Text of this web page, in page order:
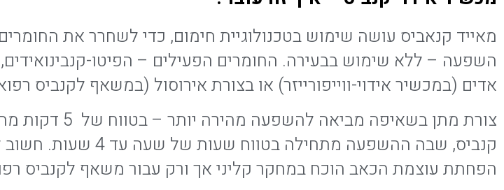
מאייד קנאביס עושה שימוש בטכנולוגיית חימום, כדי לשחרר את
השפעה – ללא שימוש בבעירה. החומרים הפעילים – הפיטו-
אדים (במכשיר אידוי-ווייפורייזר) או בצורת אירוסול (במשאף לקנביס
צורת מתן
קנביס, שבה ההשפעה
הפחתת עוצמת הכאב הוכח במחקר קליני אך ורק עבור משאף לקנביס